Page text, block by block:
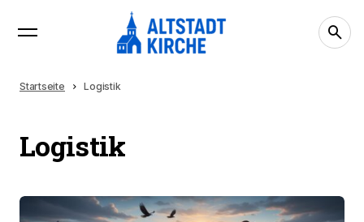
Startseite Logistik
Logistik